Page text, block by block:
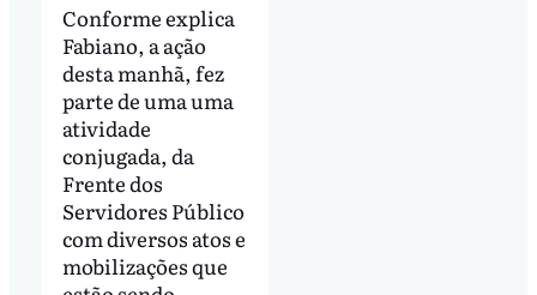
Conforme explica
Fabiano, a ação
desta manhã, fez
parte de uma uma
atividade
conjugada, da
Frente dos
Servidores Público
com diversos atos e
mobilizações que